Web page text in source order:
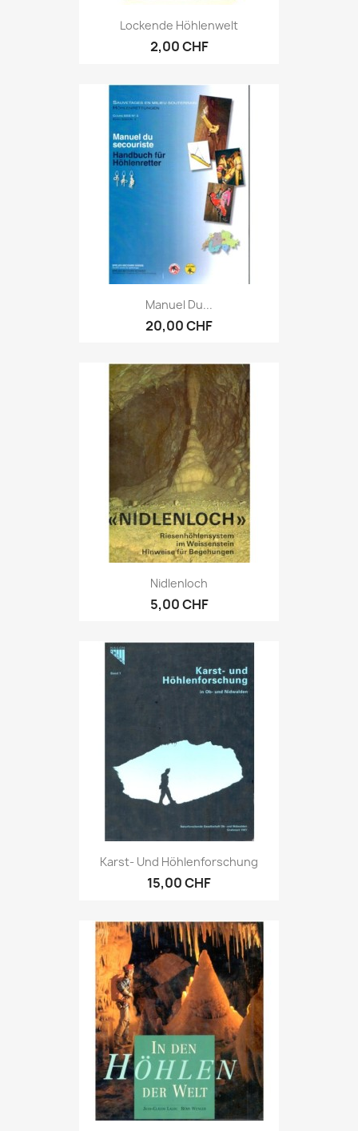
Lockende Höhlenwelt
2,00 CHF
Manuel Du...
20,00 CHF
Nidlenloch
5,00 CHF
Karst- Und Höhlenforschung
15,00 CHF